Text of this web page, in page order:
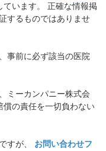
います。 正確な情報掲
するものではありませ
事前に必ず該当の医院
ミーカンパニー株式会
償の責任を一切負わない
すが、
お問い合わせフ